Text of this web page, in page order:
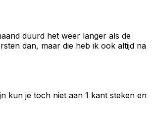
duurd het weer langer als de
dan, maar die heb ik ook altijd na
kun je toch niet aan 1 kant steken en